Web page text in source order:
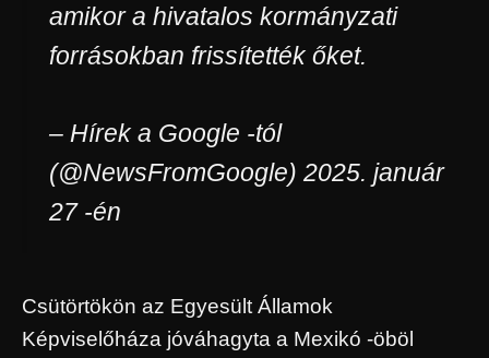
amikor a hivatalos kormányzati
forrásokban frissítették őket.
– Hírek a Google -tól
(@NewsFromGoogle) 2025. január
27 -én
Csütörtökön az Egyesült Államok
Képviselőháza jóváhagyta a Mexikó -öböl